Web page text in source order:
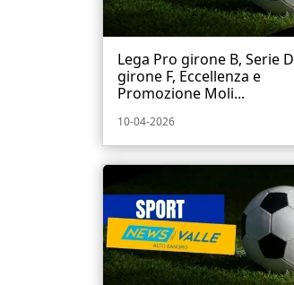
Lega Pro girone B, Serie D
girone F, Eccellenza e
Promozione Moli...
10-04-2026